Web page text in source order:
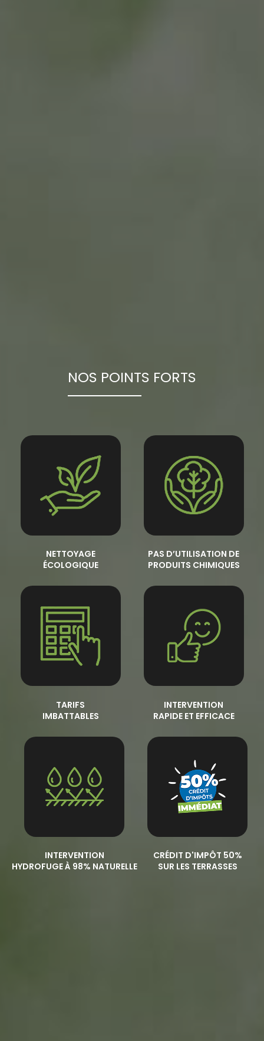
NOS POINTS FORTS
NETTOYAGE
ÉCOLOGIQUE
PAS D’UTILISATION DE
PRODUITS CHIMIQUES
TARIFS
IMBATTABLES
INTERVENTION
RAPIDE ET EFFICACE
INTERVENTION
HYDROFUGE À 98% NATURELLE
CRÉDIT D'IMPÔT 50%
SUR LES TERRASSES